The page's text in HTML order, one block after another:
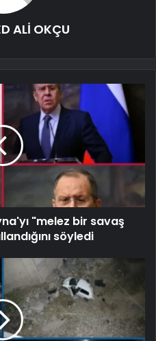
ALİ OKÇU
"melez bir savaş
söyledi